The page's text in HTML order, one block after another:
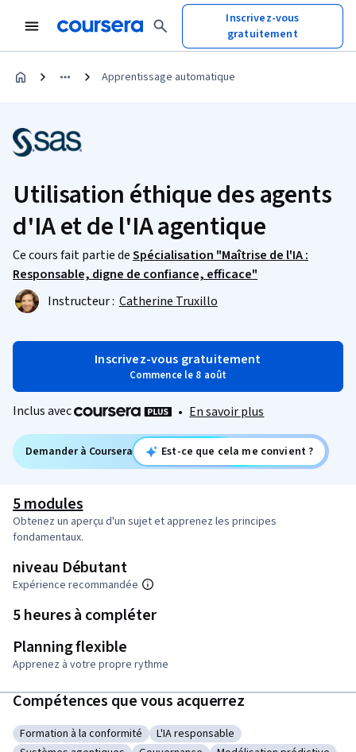
Inscrivez-vous
gratuitement
Apprentissage automatique
Utilisation éthique des agents
d'IA et de l'IA agentique
Ce cours fait partie deSpécialisation "Maîtrise de l'IA :
Responsable, digne de confiance, efficace"
Instructeur : Catherine Truxillo
Inscrivez-vous gratuitement
Commence le 8 août
Inclus avec • En savoir plus
Demander à Coursera Est-ce que cela me convient ?
5 modules
Obtenez un aperçu d'un sujet et apprenez les principes
fondamentaux.
niveau Débutant
Expérience recommandée
5 heures à compléter
Planning flexible
Apprenez à votre propre rythme
Compétences que vous acquerrez
Catégorie : Formation à la conformité
Formation à la conformité Catégorie : L'IA responsable
L'IA responsable